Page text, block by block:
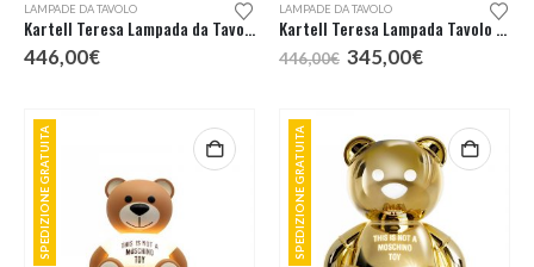
prodotto
ha
Le
opzioni
possono
essere
scelte
nella
LAMPADE DA TAVOLO
Kartell Teresa Lampada da Tavolo Special Edition
446,00€
LAMPADE DA TAVOLO
Kartell Teresa Lampada Tavolo KM0
446,00€ Il
prezzo
446,00€.
345,00€Il
345,00€.
SPEDIZIONE GRATUITA SPEDIZIONE GRATUITA